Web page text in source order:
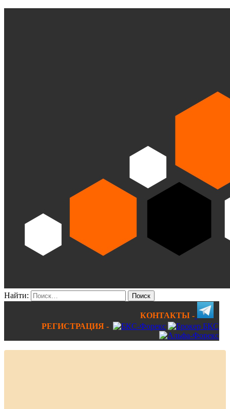
Найти:
КОНТАКТЫ -
РЕГИСТРАЦИЯ -